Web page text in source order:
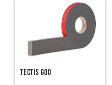
Skarvremsor
Skyddspapp & -plaster
Protection Papers and Cardboards
Hardboards and Honeycombs
Tectis 600